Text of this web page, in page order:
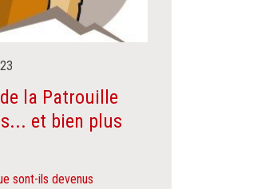
la Patrouille
et bien plus
sont-ils devenus